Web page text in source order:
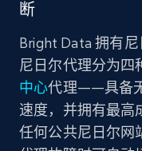
断
Bright Data 拥有尼
尼日尔代理分为
中心代理——具备
速度，并拥有最高
任何公共尼日尔网